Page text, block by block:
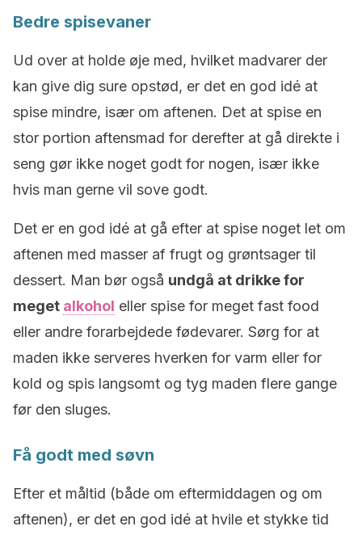
Bedre spisevaner
Ud over at holde øje med, hvilket madvarer der
kan give dig sure opstød, er det en god idé at
spise mindre, især om aftenen. Det at spise en
stor portion aftensmad for derefter at gå direkte i
seng gør ikke noget godt for nogen, især ikke
hvis man gerne vil sove godt.
Det er en god idé at gå efter at spise noget let om
aftenen med masser af frugt og grøntsager til
dessert. Man bør også undgå at drikke for
meget alkohol eller spise for meget fast food
eller andre forarbejdede fødevarer. Sørg for at
maden ikke serveres hverken for varm eller for
kold og spis langsomt og tyg maden flere gange
før den sluges.
Få godt med søvn
Efter et måltid (både om eftermiddagen og om
aftenen), er det en god idé at hvile et stykke tid